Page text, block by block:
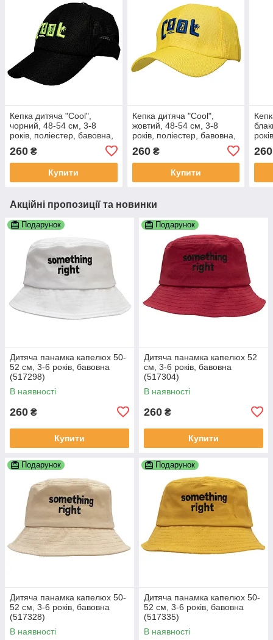
Кепка дитяча "Cool",
чорний, 48-54 см, 3-8
років, поліестер, бавовна,
260 ₴
Купити
Кепка дитяча "Cool",
жовтий, 48-54 см, 3-8
років, поліестер, бавовна,
260₴
Купити
260
Акційні пропозиції та новинки
Подарунок
Дитяча панамка капелюх 50-
52 см, 3-6 років, бавовна
(517298)
В наявності
260 ₴
Купити
Подарунок
Дитяча панамка капелюх 52
см, 3-6 років, бавовна
(517304)
В наявності
260 ₴
Купити
Подарунок
Дитяча панамка капелюх 50-
52 см, 3-6 років, бавовна
(517328)
В наявності
Подарунок
Дитяча панамка капелюх 50-
52 см, 3-6 років, бавовна
(517335)
В наявності